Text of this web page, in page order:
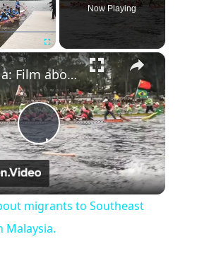
Fullscreen
Now Playing
×
Play
Video
Malaysia: Film about migrants to Southeast Asia resonates in Malaysia.
migrants to Southeast
Malaysia.